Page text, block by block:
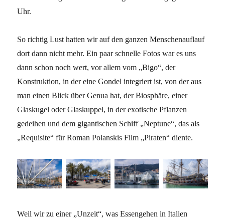
Uhr.
So richtig Lust hatten wir auf den ganzen Menschenauflauf
dort dann nicht mehr. Ein paar schnelle Fotos war es uns
dann schon noch wert, vor allem vom „Bigo“, der
Konstruktion, in der eine Gondel integriert ist, von der aus
man einen Blick über Genua hat, der Biosphäre, einer
Glaskugel oder Glaskuppel, in der exotische Pflanzen
gedeihen und dem gigantischen Schiff „Neptune“, das als
„Requisite“ für Roman Polanskis Film „Piraten“ diente.
Weil wir zu einer „Unzeit“, was Essengehen in Italien